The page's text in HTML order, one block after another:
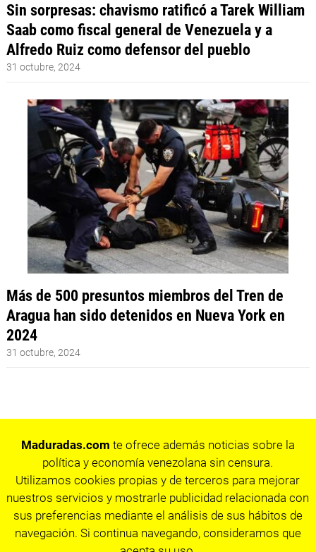
Sin sorpresas: chavismo ratificó a Tarek William
Saab como fiscal general de Venezuela y a
Alfredo Ruiz como defensor del pueblo
31 octubre, 2024
Más de 500 presuntos miembros del Tren de
Aragua han sido detenidos en Nueva York en
2024
31 octubre, 2024
Maduradas.com te ofrece además noticias sobre la
política y economía venezolana sin censura.
Utilizamos cookies propias y de terceros para mejorar
nuestros servicios y mostrarle publicidad relacionada con
sus preferencias mediante el análisis de sus hábitos de
navegación. Si continua navegando, consideramos que